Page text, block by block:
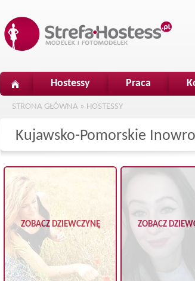
Hostessy Praca
STRONA GŁÓWNA » HOSTESSY
Kujawsko-Pomorskie
ZOBACZ DZIEWCZYNĘ ZOBACZ